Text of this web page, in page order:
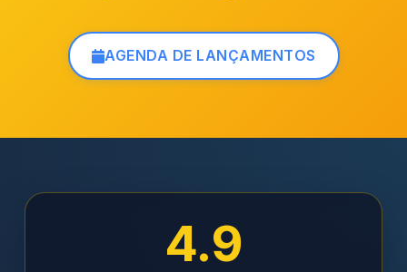
AGENDA DE LANÇAMENTOS
4.9